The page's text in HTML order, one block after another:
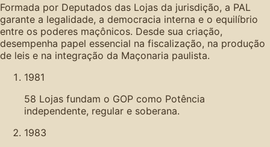
Formada por Deputados das Lojas da jurisdição, a PAL
garante a legalidade, a democracia interna e o equilíbrio
entre os poderes maçônicos. Desde sua criação,
desempenha papel essencial na fiscalização, na produção
de leis e na integração da Maçonaria paulista.
1981
58 Lojas fundam o GOP como Potência
independente, regular e soberana.
1983